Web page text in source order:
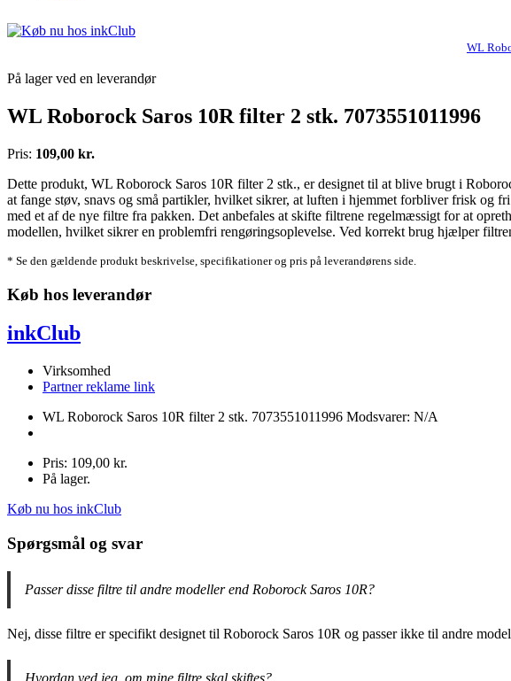
WL
På lager ved en leverandør
WL Roborock Saros 10R filter 2 stk. 7073551011996
Pris: 109,00 kr.
Dette produkt, WL Roborock Saros 10R filter 2 stk., er designet til at blive brugt i
at fange støv, snavs og små partikler, hvilket sikrer, at luften i hjemmet forbliver frisk og
med et af de nye filtre fra pakken. Det anbefales at skifte filtrene regelmæssigt for at
modellen, hvilket sikrer en problemfri rengøringsoplevelse. Ved korrekt brug hjælper
* Se den gældende produkt beskrivelse, specifikationer og pris på leverandørens side.
Køb hos leverandør
inkClub
Virksomhed
Partner reklame link
WL Roborock Saros 10R filter 2 stk. 7073551011996 Modsvarer: N/A
Pris: 109,00 kr.
På lager.
Køb nu hos inkClub
Spørgsmål og svar
Passer disse filtre til andre modeller end Roborock Saros 10R?
Nej, disse filtre er specifikt designet til Roborock Saros 10R og passer ikke til andre
Hvordan ved jeg, om mine filtre skal skiftes?